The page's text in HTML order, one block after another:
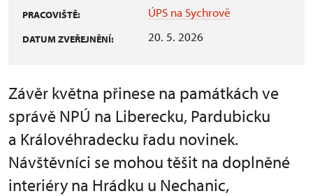
PRACOVIŠTĚ: ÚPS na Sychrově
DATUM ZVEŘEJNĚNÍ: 20. 5. 2026
Závěr května přinese na památkách ve
správě NPÚ na Liberecku, Pardubicku
a Královéhradecku řadu novinek.
Návštěvníci se mohou těšit na doplněné
interiéry na Hrádku u Nechanic,